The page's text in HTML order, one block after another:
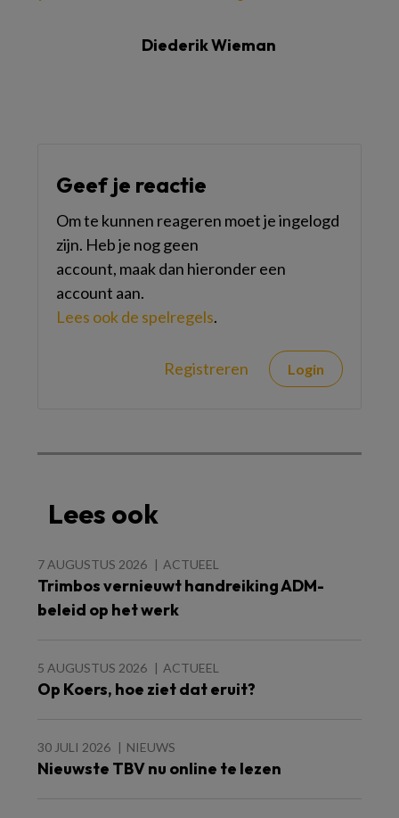
Diederik Wieman
Geef je reactie
Om te kunnen reageren moet je ingelogd
zijn. Heb je nog geen
account, maak dan hieronder een
account aan.
Lees ook de spelregels.
Registreren Login
Lees ook
7 AUGUSTUS 2026 ACTUEEL
Trimbos vernieuwt handreiking ADM-
beleid op het werk
5 AUGUSTUS 2026 ACTUEEL
Op Koers, hoe ziet dat eruit?
30 JULI 2026 NIEUWS
Nieuwste TBV nu online te lezen